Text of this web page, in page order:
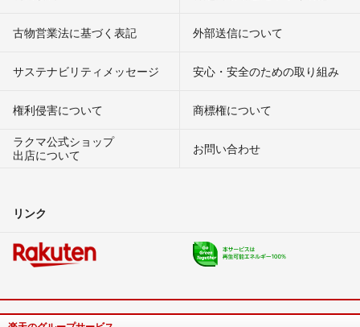
古物営業法に基づく表記 外部送信について
サステナビリティメッセージ 安心・安全のための取り組み
権利侵害について
商標権について
ラクマ公式ショップ
出店について
お問い合わせ
リンク